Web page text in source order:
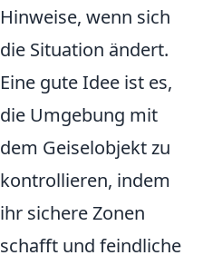
Hinweise, wenn sich
die Situation ändert.
Eine gute Idee ist es,
die Umgebung mit
dem Geiselobjekt zu
kontrollieren, indem
ihr sichere Zonen
schafft und feindliche